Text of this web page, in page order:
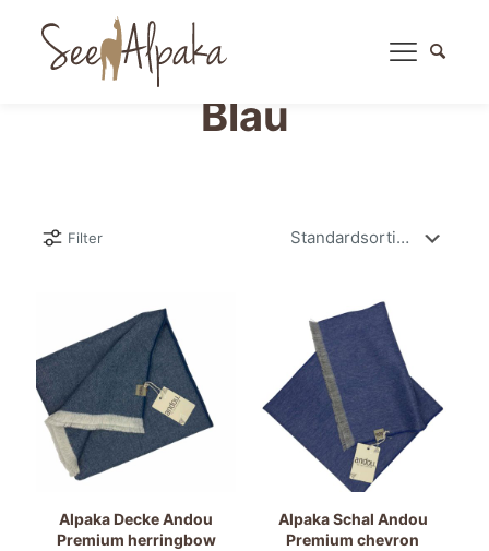
Blau
Filter
Alpaka Decke Andou
Premium herringbow
Alpaka Schal Andou
Premium chevron